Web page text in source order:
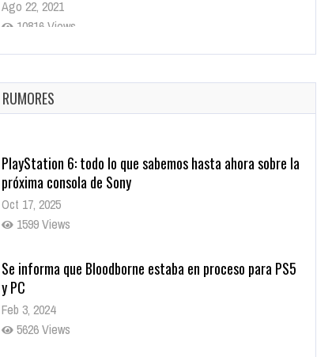
Ago 22, 2021
10816 Views
La configuración de Call of Duty 2021 aparentemente
Ago 8, 2021
10001 Views
RUMORES
PlayStation 6: todo lo que sabemos hasta ahora sobre la
próxima consola de Sony
Oct 17, 2025
1599 Views
Se informa que Bloodborne estaba en proceso para PS5
y PC
Feb 3, 2024
5626 Views